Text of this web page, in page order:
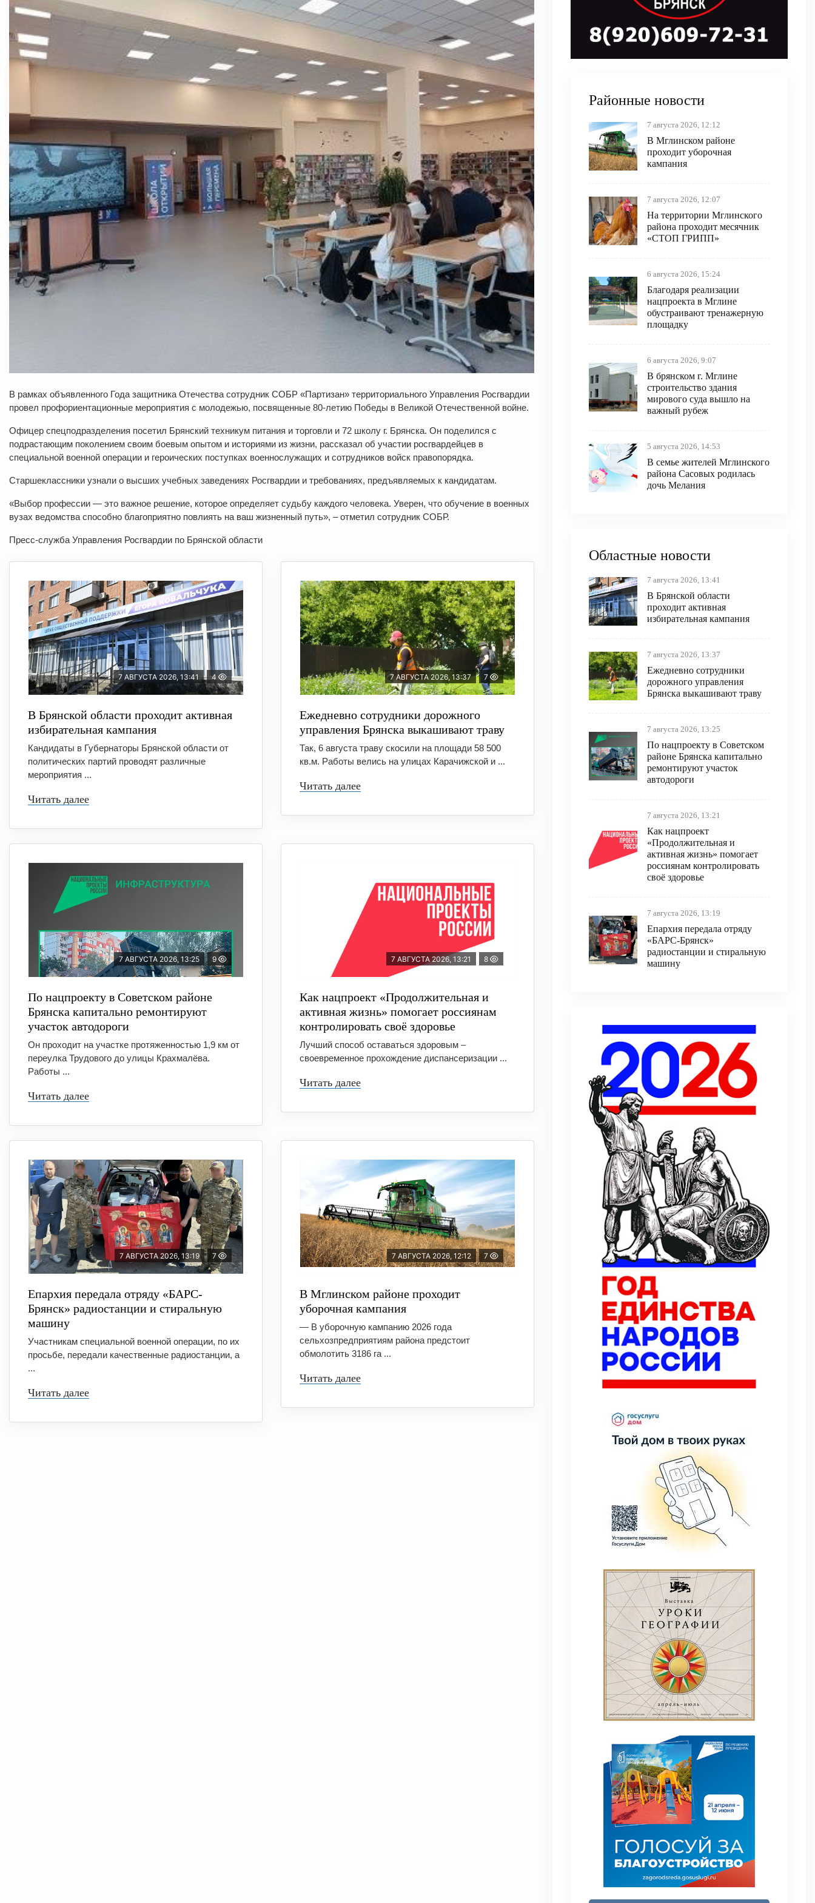
В рамках объявленного Года защитника Отечества сотрудник СОБР «Партизан» территориального Управления Росгвардии
провел профориентационные мероприятия с молодежью, посвященные 80-летию Победы в Великой Отечественной войне.
Офицер спецподразделения посетил Брянский техникум питания и торговли и 72 школу г. Брянска. Он поделился с
подрастающим поколением своим боевым опытом и историями из жизни, рассказал об участии росгвардейцев в
специальной военной операции и героических поступках военнослужащих и сотрудников войск правопорядка.
Старшеклассники узнали о высших учебных заведениях Росгвардии и требованиях, предъявляемых к кандидатам.
«Выбор профессии — это важное решение, которое определяет судьбу каждого человека. Уверен, что обучение в военных
вузах ведомства способно благоприятно повлиять на ваш жизненный путь», – отметил сотрудник СОБР.
Пресс-служба Управления Росгвардии по Брянской области
7 АВГУСТА 2026, 13:41 4
В Брянской области проходит активная
избирательная кампания
Кандидаты в Губернаторы Брянской области от
политических партий проводят различные
мероприятия ...
Читать далее
7 АВГУСТА 2026, 13:37 7
Ежедневно сотрудники дорожного
управления Брянска выкашивают траву
Так, 6 августа траву скосили на площади 58 500
кв.м. Работы велись на улицах Карачижской и ...
Читать далее
7 АВГУСТА 2026, 13:25 9
По нацпроекту в Советском районе
Брянска капитально ремонтируют
участок автодороги
Он проходит на участке протяженностью 1,9 км от
переулка Трудового до улицы Крахмалёва.
Работы ...
Читать далее
7 АВГУСТА 2026, 13:21 8
Как нацпроект «Продолжительная и
активная жизнь» помогает россиянам
контролировать своё здоровье
Лучший способ оставаться здоровым –
своевременное прохождение диспансеризации ...
Читать далее
7 АВГУСТА 2026, 13:19 7
Епархия передала отряду «БАРС-
Брянск» радиостанции и стиральную
машину
Участникам специальной военной операции, по их
просьбе, передали качественные радиостанции, а
...
Читать далее
7 АВГУСТА 2026, 12:12 7
В Мглинском районе проходит
уборочная кампания
— В уборочную кампанию 2026 года
сельхозпредприятиям района предстоит
обмолотить 3186 га ...
Читать далее
Районные новости
7 августа 2026, 12:12
В Мглинском районе
проходит уборочная
кампания
7 августа 2026, 12:07
На территории Мглинского
района проходит месячник
«СТОП ГРИПП»
6 августа 2026, 15:24
Благодаря реализации
нацпроекта в Мглине
обустраивают тренажерную
площадку
6 августа 2026, 9:07
В брянском г. Мглине
строительство здания
мирового суда вышло на
важный рубеж
5 августа 2026, 14:53
В семье жителей Мглинского
района Сасовых родилась
дочь Мелания
Областные новости
7 августа 2026, 13:41
В Брянской области
проходит активная
избирательная кампания
7 августа 2026, 13:37
Ежедневно сотрудники
дорожного управления
Брянска выкашивают траву
7 августа 2026, 13:25
По нацпроекту в Советском
районе Брянска капитально
ремонтируют участок
автодороги
7 августа 2026, 13:21
Как нацпроект
«Продолжительная и
активная жизнь» помогает
россиянам контролировать
своё здоровье
7 августа 2026, 13:19
Епархия передала отряду
«БАРС-Брянск»
радиостанции и стиральную
машину